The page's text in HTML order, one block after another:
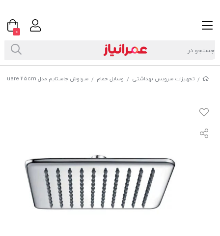
/ تجهیزات سرویس بهداشتی / وسایل حمام / سردوش جاستایم مدل Square 25cm کد6929A280
0